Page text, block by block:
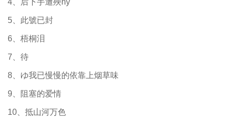
4、后下手遭殃hy
5、此號已封
6、梧桐泪
7、待
8、ゆ我已慢慢的依靠上烟草味
9、阻塞的爱情
10、抵山河万色